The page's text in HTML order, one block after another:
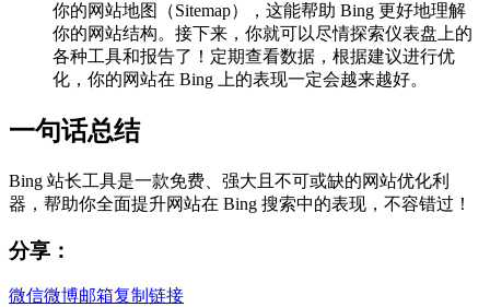
你的网站地图（Sitemap），这能帮助 Bing 更好地理解
你的网站结构。接下来，你就可以尽情探索仪表盘上的
各种工具和报告了！定期查看数据，根据建议进行优
化，你的网站在 Bing 上的表现一定会越来越好。
一句话总结
Bing 站长工具是一款免费、强大且不可或缺的网站优化利
器，帮助你全面提升网站在 Bing 搜索中的表现，不容错过！
分享：
微信微博邮箱复制链接